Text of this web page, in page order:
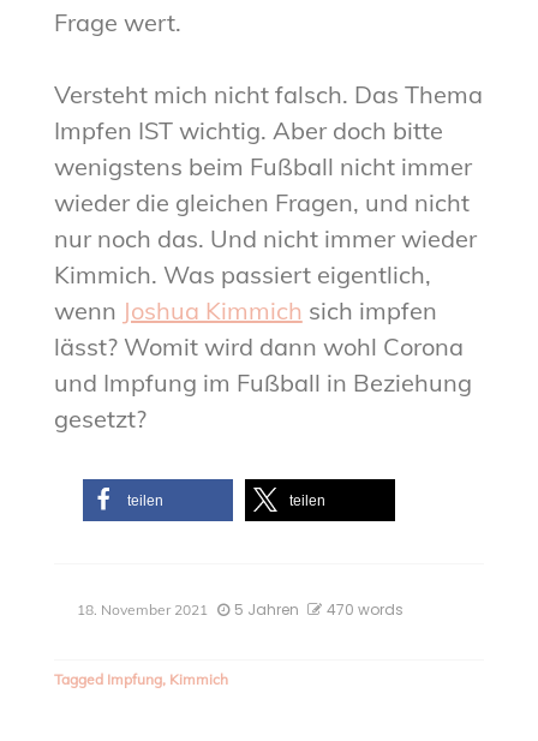
Frage wert.
Versteht mich nicht falsch. Das Thema
Impfen IST wichtig. Aber doch bitte
wenigstens beim Fußball nicht immer
wieder die gleichen Fragen, und nicht
nur noch das. Und nicht immer wieder
Kimmich. Was passiert eigentlich,
wenn Joshua Kimmich sich impfen
lässt? Womit wird dann wohl Corona
und Impfung im Fußball in Beziehung
gesetzt?
teilen teilen
18. November 2021 5 Jahren 470 words
Tagged Impfung, Kimmich